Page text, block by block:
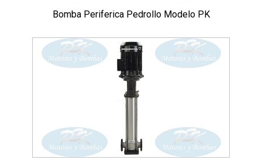
Bomba Periferica Pedrollo Modelo PK